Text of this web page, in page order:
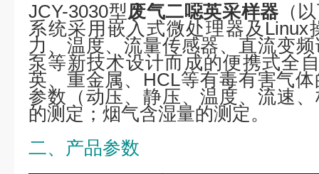
JCY-3030型废气二噁英采样器 （
系统采用嵌入式微处理器及Linux
力、温度、流量传感器、直流变
泵等新技术设计而成的便携式全
英、重金属、HCL等有毒有害气
参数（动压、静压、温度、流速
的测定；烟气含湿量的测定。
二、产品参数